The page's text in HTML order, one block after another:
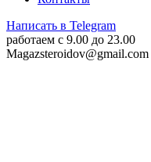
Написать в Telegram
работаем c 9.00 до 23.00
Magazsteroidov@gmail.com